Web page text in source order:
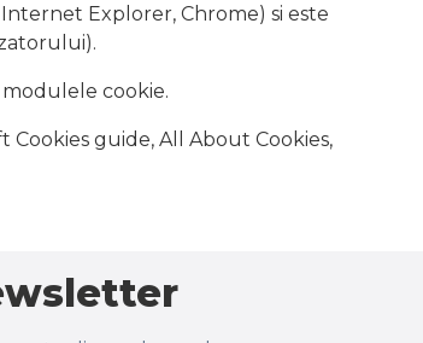
Explorer, Chrome) si este
cookie.
guide, All About Cookies,